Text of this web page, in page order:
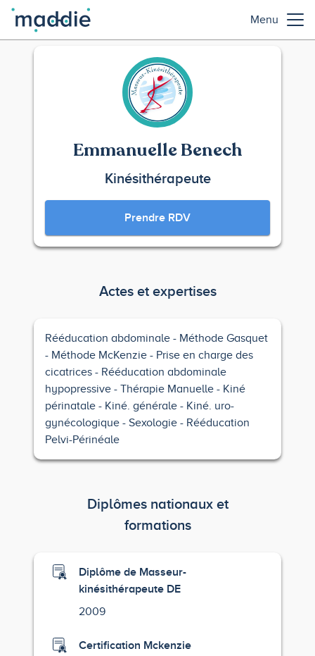
Menu
Emmanuelle Benech
Kinésithérapeute
Prendre RDV
Actes et expertises
Rééducation abdominale
Méthode Gasquet
Méthode McKenzie
Prise en charge des
cicatrices
Rééducation abdominale
hypopressive
Thérapie Manuelle
Kiné
périnatale
Kiné. générale
Kiné. uro-
gynécologique
Sexologie
Rééducation
Pelvi-Périnéale
Diplômes nationaux et
formations
Diplôme de Masseur-
kinésithérapeute DE
2009
Certification Mckenzie